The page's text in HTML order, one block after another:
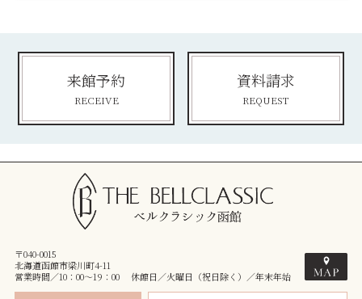
来館予約
RECEIVE
資料請求
REQUEST
〒040-0015
北海道函館市梁川町4-11
営業時間／10：00～19：00 休館日／火曜日（祝日除く）／年末年始